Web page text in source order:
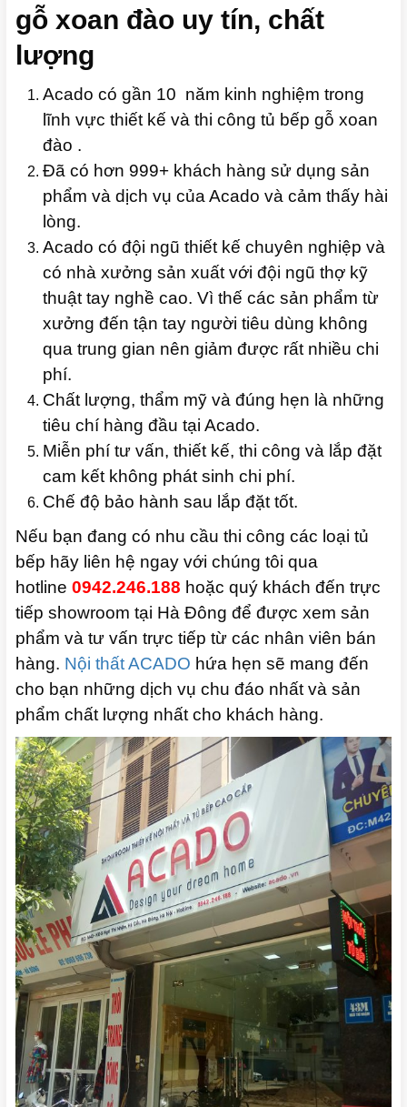
gỗ xoan đào uy tín, chất
lượng
Acado có gần 10 năm kinh nghiệm trong
lĩnh vực thiết kế và thi công tủ bếp gỗ xoan
đào .
Đã có hơn 999+ khách hàng sử dụng sản
phẩm và dịch vụ của Acado và cảm thấy hài
lòng.
Acado có đội ngũ thiết kế chuyên nghiệp và
có nhà xưởng sản xuất với đội ngũ thợ kỹ
thuật tay nghề cao. Vì thế các sản phẩm từ
xưởng đến tận tay người tiêu dùng không
qua trung gian nên giảm được rất nhiều chi
phí.
Chất lượng, thẩm mỹ và đúng hẹn là những
tiêu chí hàng đầu tại Acado.
Miễn phí tư vấn, thiết kế, thi công và lắp đặt
cam kết không phát sinh chi phí.
Chế độ bảo hành sau lắp đặt tốt.
Nếu bạn đang có nhu cầu thi công các loại tủ
bếp hãy liên hệ ngay với chúng tôi qua
hotline 0942.246.188 hoặc quý khách đến trực
tiếp showroom tại Hà Đông để được xem sản
phẩm và tư vấn trực tiếp từ các nhân viên bán
hàng. Nội thất ACADO hứa hẹn sẽ mang đến
cho bạn những dịch vụ chu đáo nhất và sản
phẩm chất lượng nhất cho khách hàng.